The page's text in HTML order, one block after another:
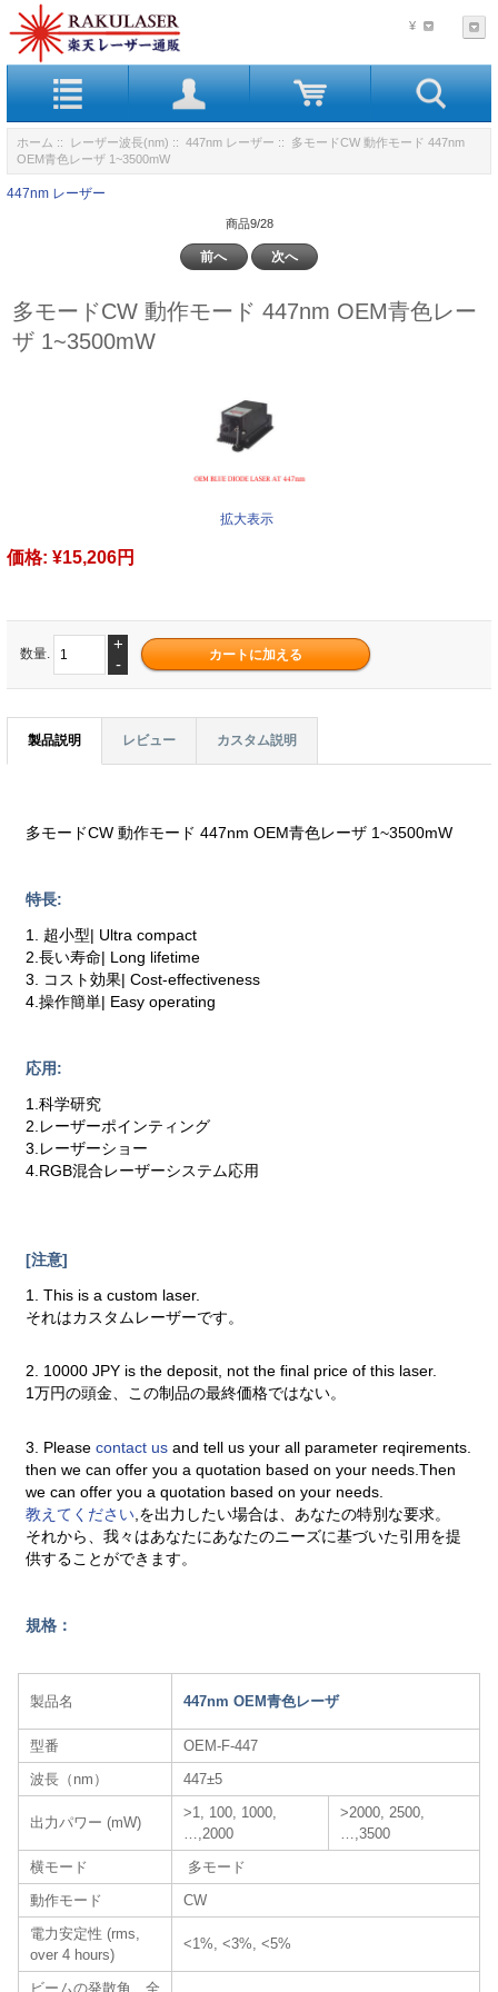
¥
ホーム :: レーザー波長(nm) :: 447nm レーザー :: 多モードCW 動作モード 447nm
OEM青色レーザ 1~3500mW
447nm レーザー
商品9/28
前へ 次へ
多モードCW 動作モード 447nm OEM青色レー
ザ 1~3500mW
拡大表示
価格: ¥15,206円
数量.
+
-
製品説明 レビュー カスタム説明
多モードCW 動作モード 447nm OEM青色レーザ 1~3500mW
特長:
1. 超小型| Ultra compact
2.長い寿命| Long lifetime
3. コスト効果| Cost-effectiveness
4.操作簡単| Easy operating
応用:
1.科学研究
2.レーザーポインティング
3.レーザーショー
4.RGB混合レーザーシステム応用
[注意]
1. This is a custom laser.
それはカスタムレーザーです。
2. 10000 JPY is the deposit, not the final price of this laser.
1万円の頭金、この制品の最終価格ではない。
3. Pleasecontact usand tell us your all parameter reqirements.
then we can offer you a quotation based on your needs.Then
we can offer you a quotation based on your needs.
教えてください ,を出力したい場合は、あなたの特別な要求。
それから、我々はあなたにあなたのニーズに基づいた引用を提
供することができます。
規格：
製品名 447nm OEM青色レーザ
型番
OEM-F-447
波長（nm）
447±5
出力パワー (mW)
>1, 100, 1000,
…,2000
>2000, 2500,
…,3500
横モード
多モード
動作モード
CW
電力安定性 (rms,
over 4 hours)
<1%, <3%, <5%
ビームの発散角、全